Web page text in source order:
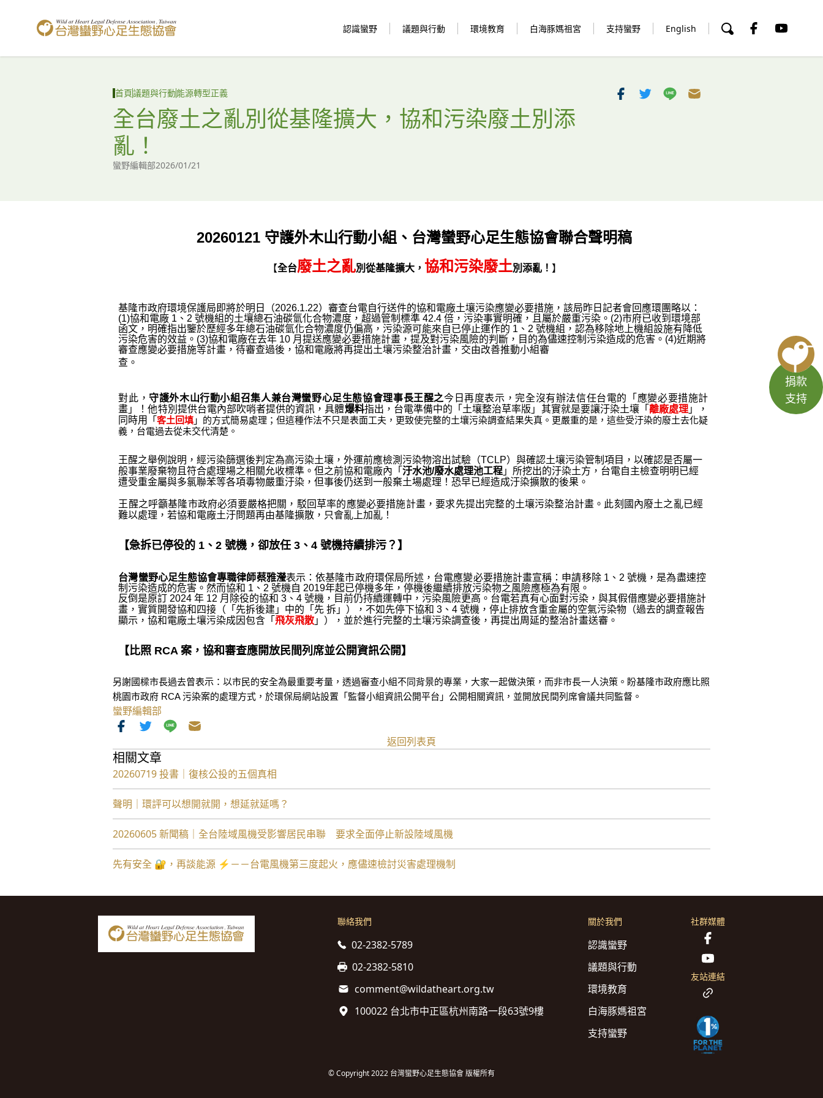
台灣蠻野心足生態協會
認識蠻野 議題與行動 環境教育 白海豚媽祖宮 支持蠻野 English
捐款
支持
首頁議題與行動能源轉型正義
全台廢土之亂別從基隆擴大，協和污染廢土別添
亂！
蠻野編輯部2026/01/21
20260121 守護外木山行動小組、台灣蠻野心足生態協會聯合聲明稿
【全台廢土之亂別從基隆擴大， 協和污染廢土別添亂！ 】
基隆市政府環境保護局即將於明日（2026.1.22）審查台電自行送件的協和電廠土壤污染應變必要措施，該局昨日記者會回應環團略以：
(1)協和電廠 1、2 號機組的土壤總石油碳氫化合物濃度，超過管制標準 42.4 倍，污染事實明確，且屬於嚴重污染。(2)市府已收到環境部
函文，明確指出鑒於歷經多年總石油碳氫化合物濃度仍偏高，污染源可能來自已停止運作的 1、2 號機組，認為移除地上機組設施有降低
污染危害的效益。(3)協和電廠在去年 10 月提送應變必要措施計畫，提及對污染風險的判斷，目的為儘速控制污染造成的危害。(4)近期將
審查應變必要措施等計畫，待審查過後，協和電廠將再提出土壤污染整治計畫，交由改善推動小組審
查。
對此， 守護外木山行動小組召集人兼台灣蠻野心足生態協會理事長王醒之今日再度表示，完全沒有辦法信任台電的「應變必要措施計
畫」！他特別提供台電內部吹哨者提供的資訊，具體爆料指出，台電準備中的「土壤整治草率版」其實就是要讓汙染土壤「離廠處理 」，
同時用
「客土回填 」的方式簡易處理；但這種作法不只是表面工夫，更致使完整的土壤污染調查結果失真。更嚴重的是，這些受汙染的廢土去化疑
義，台電過去從未交代清楚。
王醒之舉例說明，經污染篩選後判定為高污染土壤，外運前應檢測污染物溶出試驗（TCLP）與確認土壤污染管制項目，以確認是否屬一
般事業廢棄物且符合處理場之相關允收標準。但之前協和電廠內「汙水池/廢水處理池工程 」所挖出的汙染土方，台電自主檢查明明已經
遭受重金屬與多氯聯苯等各項毒物嚴重汙染，但事後仍送到一般棄土場處理！恐早已經造成汙染擴散的後果。
王醒之呼籲基隆市政府必須要嚴格把關，駁回草率的應變必要措施計畫，要求先提出完整的土壤污染整治計畫。此刻國內廢土之亂已經
難以處理，若協和電廠土汙問題再由基隆擴散，只會亂上加亂！
【急拆已停役的 1、2 號機，卻放任 3、4 號機持續排污？】
台灣蠻野心足生態協會專職律師蔡雅瀅表示：依基隆市政府環保局所述，台電應變必要措施計畫宣稱：申請移除 1、2 號機，是為盡速控
制污染造成的危害。然而協和 1、2 號機自 2019年起已停機多年，停機後繼續排放污染物之風險應極為有限。
反倒是原訂 2024 年 12 月除役的協和 3、4 號機，目前仍持續運轉中，污染風險更高。台電若真有心面對污染，與其假借應變必要措施計
畫，實質開發協和四接（「先拆後建」中的「先 拆」），不如先停下協和 3、4 號機，停止排放含重金屬的空氣污染物（過去的調查報告
顯示，協和電廠土壤污染成因包含「飛灰飛散 」），並於進行完整的土壤污染調查後，再提出周延的整治計畫送審。
【比照 RCA 案，協和審查應開放民間列席並公開資訊公開】
另謝國樑市長過去曾表示：以市民的安全為最重要考量，透過審查小組不同背景的專業，大家一起做決策，而非市長一人決策。盼基隆市政府應比照
桃園市政府 RCA 污染案的處理方式，於環保局網站設置「監督小組資訊公開平台」公開相關資訊，並開放民間列席會議共同監督。
蠻野編輯部
返回列表頁
相關文章
20260719 投書｜復核公投的五個真相
聲明｜環評可以想開就開，想延就延嗎？
20260605 新聞稿｜全台陸域風機受影響居民串聯 要求全面停止新設陸域風機
先有安全 🔐，再談能源 ⚡️－－台電風機第三度起火，應儘速檢討災害處理機制
聯絡我們
02-2382-5789
02-2382-5810
comment@wildatheart.org.tw
100022 台北市中正區杭州南路一段63號9樓
關於我們
認識蠻野
議題與行動
環境教育
白海豚媽祖宮
支持蠻野
社群媒體
友站連結
© Copyright 2022 台灣蠻野心足生態協會 版權所有